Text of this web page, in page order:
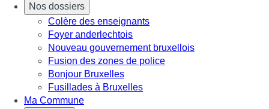
Nos dossiers
Colère des enseignants
Foyer anderlechtois
Nouveau gouvernement bruxellois
Fusion des zones de police
Bonjour Bruxelles
Fusillades à Bruxelles
Ma Commune